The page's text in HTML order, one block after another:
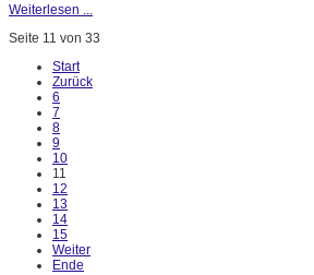
Weiterlesen ...
Seite 11 von 33
Start
Zurück
6
7
8
9
10
11
12
13
14
15
Weiter
Ende